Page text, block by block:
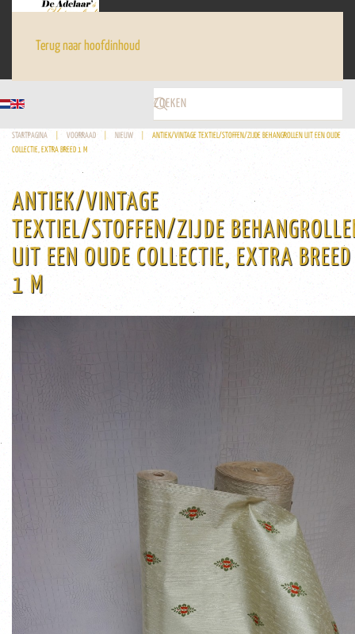
Terug naar hoofdinhoud
STARTPAGINA VOORRAAD NIEUW
ANTIEK/VINTAGE TEXTIEL/STOFFEN/ZIJDE BEHANGROLLEN UIT EEN OUDE
COLLECTIE, EXTRA BREED 1 M
ANTIEK/VINTAGE
TEXTIEL/STOFFEN/ZIJDE
UIT EEN OUDE COLLECTIE, EXTRA BREED
1 M